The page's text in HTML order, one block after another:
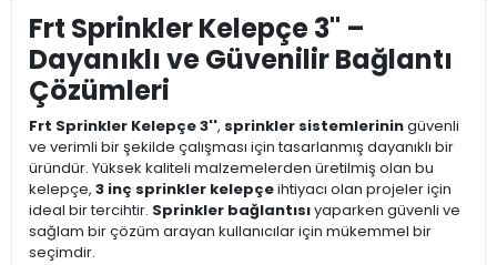
Frt Sprinkler Kelepçe 3'' –
Dayanıklı ve Güvenilir Bağlantı
Çözümleri
Frt Sprinkler Kelepçe 3'', sprinkler sistemleriningüvenli
ve verimli bir şekilde çalışması için tasarlanmış dayanıklı bir
üründür. Yüksek kaliteli malzemelerden üretilmiş olan bu
kelepçe, 3 inç sprinkler kelepçeihtiyacı olan projeler için
ideal bir tercihtir. Sprinkler bağlantısıyaparken güvenli ve
sağlam bir çözüm arayan kullanıcılar için mükemmel bir
seçimdir.